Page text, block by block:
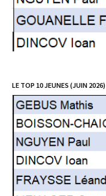
LE TOP 10 JEUNES (JUIN 2026)